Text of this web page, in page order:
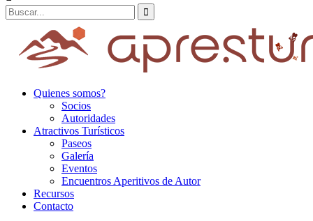
Quienes somos?
Socios
Autoridades
Atractivos Turísticos
Paseos
Galería
Eventos
Encuentros Aperitivos de Autor
Recursos
Contacto